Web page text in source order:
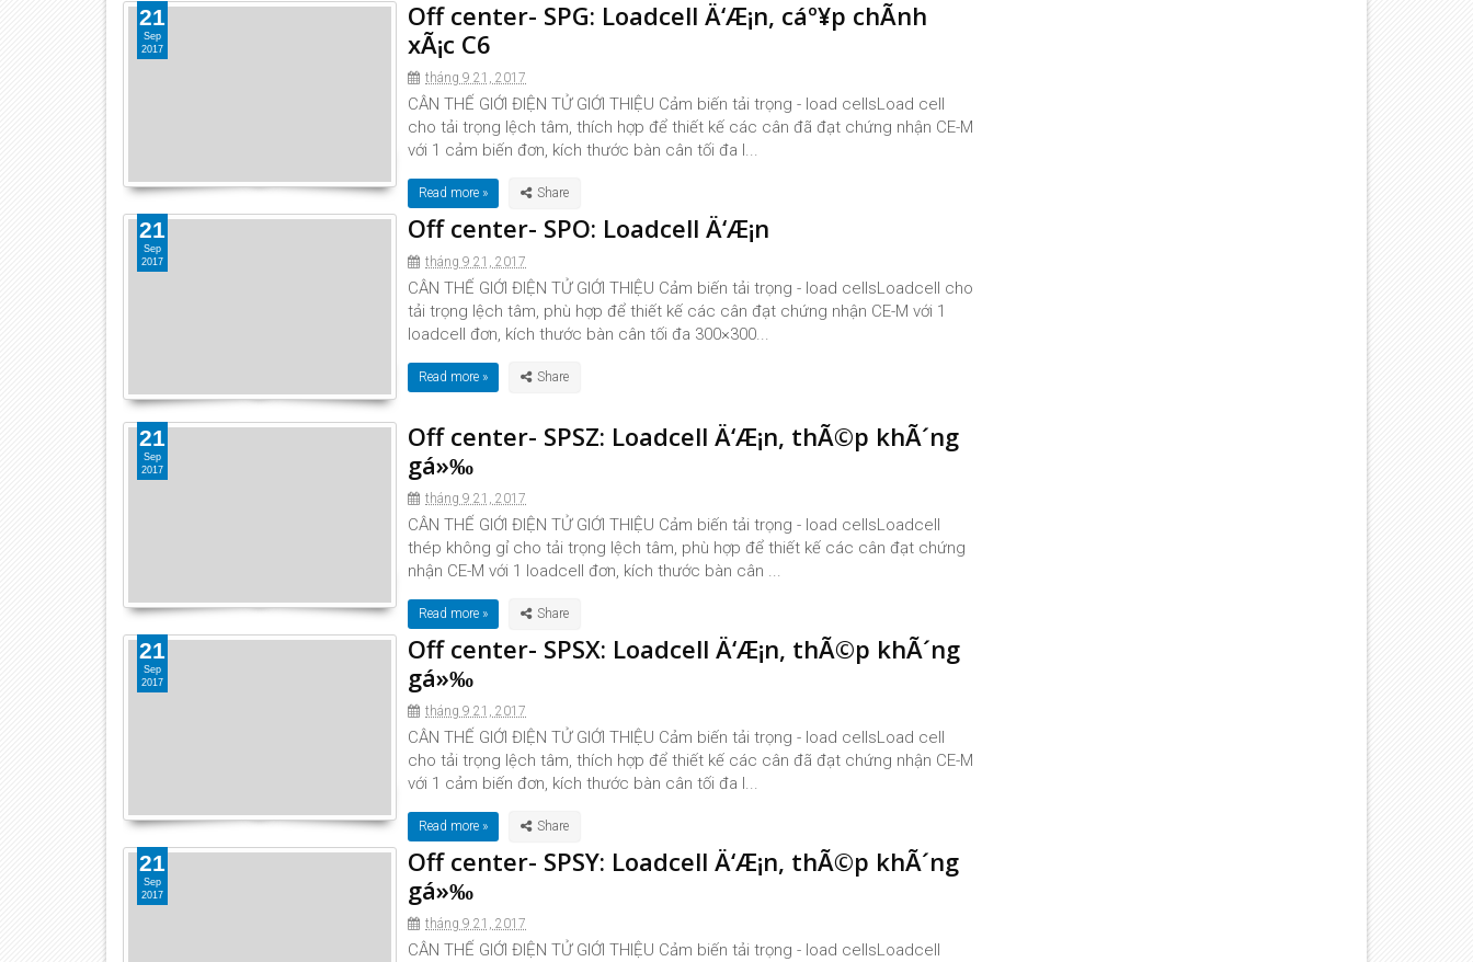
Off center- SPG: Loadcell Ä‘Æ¡n, cáº¥p chÃ­nh
xÃ¡c C6
tháng 9 21, 2017
CÂN THẾ GIỚI ĐIỆN TỬ GIỚI THIỆU Cảm biến tải trọng - load cellsLoad cell
cho tải trọng lệch tâm, thích hợp để thiết kế các cân đã đạt chứng nhận CE-M
với 1 cảm biến đơn, kích thước bàn cân tối đa l...
Read more »
21
Sep
2017
Off center- SPO: Loadcell Ä‘Æ¡n
tháng 9 21, 2017
CÂN THẾ GIỚI ĐIỆN TỬ GIỚI THIỆU Cảm biến tải trọng - load cellsLoadcell cho
tải trọng lệch tâm, phù hợp để thiết kế các cân đạt chứng nhận CE-M với 1
loadcell đơn, kích thước bàn cân tối đa 300×300...
Read more »
21
Sep
2017
Off center- SPSZ: Loadcell Ä‘Æ¡n, thÃ©p khÃ´ng
gá»‰
tháng 9 21, 2017
CÂN THẾ GIỚI ĐIỆN TỬ GIỚI THIỆU Cảm biến tải trọng - load cellsLoadcell
thép không gỉ cho tải trọng lệch tâm, phù hợp để thiết kế các cân đạt chứng
nhận CE-M với 1 loadcell đơn, kích thước bàn cân ...
Read more »
21
Sep
2017
Off center- SPSX: Loadcell Ä‘Æ¡n, thÃ©p khÃ´ng
gá»‰
tháng 9 21, 2017
CÂN THẾ GIỚI ĐIỆN TỬ GIỚI THIỆU Cảm biến tải trọng - load cellsLoad cell
cho tải trọng lệch tâm, thích hợp để thiết kế các cân đã đạt chứng nhận CE-M
với 1 cảm biến đơn, kích thước bàn cân tối đa l...
Read more »
21
Sep
2017
Off center- SPSY: Loadcell Ä‘Æ¡n, thÃ©p khÃ´ng
gá»‰
tháng 9 21, 2017
CÂN THẾ GIỚI ĐIỆN TỬ GIỚI THIỆU Cảm biến tải trọng - load cellsLoadcell
21
Sep
2017